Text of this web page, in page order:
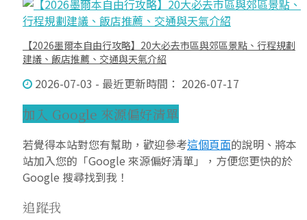
【2026墨爾本自由行攻略】20大必去市區與郊區景點、行程規劃
建議、飯店推薦、交通與天氣介紹
2026-07-03 - 最近更新時間： 2026-07-17
加入 Google 來源偏好清單
若覺得本站對您有幫助，歡迎參考這個頁面的說明、將本
站加入您的「Google 來源偏好清單」，方便您更快的於
Google 搜尋找到我！
追蹤我